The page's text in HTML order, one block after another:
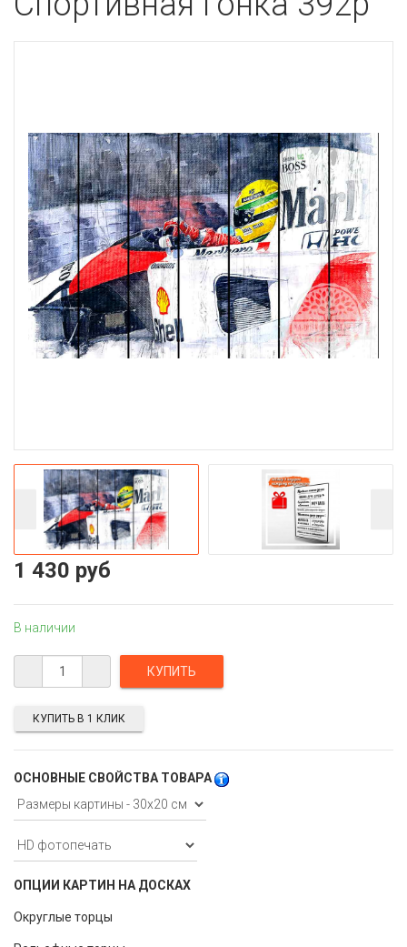
1 430 руб
В наличии
ОСНОВНЫЕ СВОЙСТВА ТОВАРА
ОПЦИИ КАРТИН НА ДОСКАХ
Округлые торцы
КУПИТЬ В 1 КЛИК